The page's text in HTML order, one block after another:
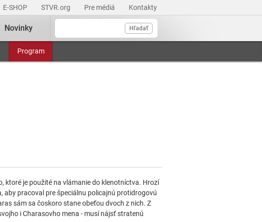
E-SHOP STVR.org Pre médiá Kontakty
Hľadať
Program
Novinky
ktoré je použité na vlámanie do klenotníctva. Hrozí
aby pracoval pre špeciálnu policajnú protidrogovú
sám sa čoskoro stane obeťou dvoch z nich. Z
i Charasovho mena - musí nájsť stratenú